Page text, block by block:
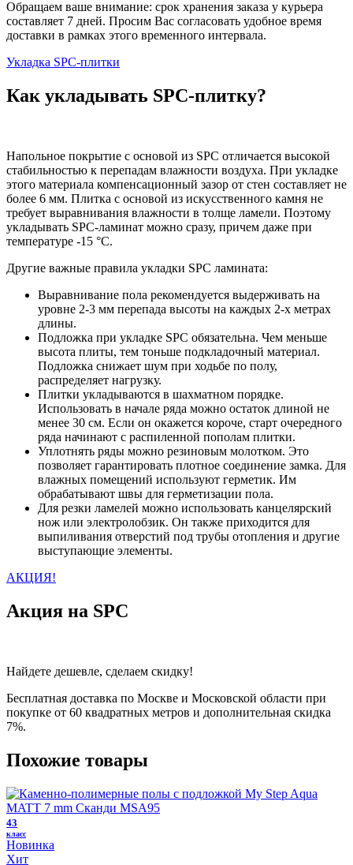
Обращаем ваше внимание: срок хранения заказа у курьера
составляет 7 дней. Просим Вас согласовать удобное время
доставки в рамках этого временного интервала.
Укладка SPC-плитки
Как укладывать SPC-плитку?
Напольное покрытие с основой из SPC отличается высокой
стабильностью к перепадам влажности воздуха. При укладке
этого материала компенсационный зазор от стен составляет не
более 6 мм. Плитка с основой из искусственного камня не
требует выравнивания влажности в толще ламели. Поэтому
укладывать SPC-ламинат можно сразу, причем даже при
температуре -15 °C.
Другие важные правила укладки SPC ламината:
Выравнивание пола рекомендуется выдерживать на
уровне 2-3 мм перепада высоты на каждых 2-х метрах
длины.
Подложка при укладке SPC обязательна. Чем меньше
высота плиты, тем тоньше подкладочный материал.
Подложка снижает шум при ходьбе по полу,
распределяет нагрузку.
Плитки укладываются в шахматном порядке.
Использовать в начале ряда можно остаток длиной не
менее 30 см. Если он окажется короче, старт очередного
ряда начинают с распиленной пополам плитки.
Уплотнять ряды можно резиновым молотком. Это
позволяет гарантировать плотное соединение замка. Для
влажных помещений используют герметик. Им
обрабатывают швы для герметизации пола.
Для резки ламелей можно использовать канцелярский
нож или электролобзик. Он также приходится для
выпиливания отверстий под трубы отопления и другие
выступающие элементы.
АКЦИЯ!
Акция на SPC
Найдете дешевле, сделаем скидку!
Бесплатная доставка по Москве и Московской области при
покупке от 60 квадратных метров и дополнительная скидка
7%.
Похожие товары
43
класс
Новинка
Хит